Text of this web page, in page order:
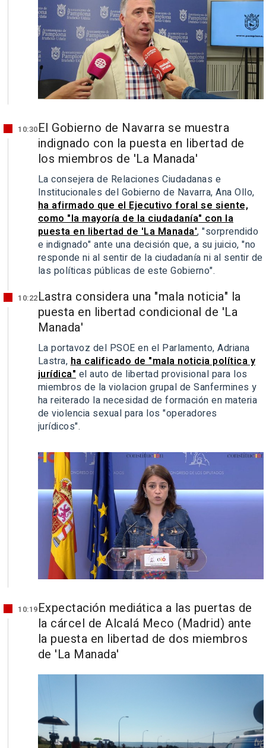
10:30El Gobierno de Navarra se muestra
indignado con la puesta en libertad de
los miembros de 'La Manada'
La consejera de Relaciones Ciudadanas e
Institucionales del Gobierno de Navarra, Ana Ollo,
ha afirmado que el Ejecutivo foral se siente,
como "la mayoría de la ciudadanía" con la
puesta en libertad de 'La Manada', "sorprendido
e indignado" ante una decisión que, a su juicio, "no
responde ni al sentir de la ciudadanía ni al sentir de
las políticas públicas de este Gobierno".
10:22Lastra considera una "mala noticia" la
puesta en libertad condicional de 'La
Manada'
La portavoz del PSOE en el Parlamento, Adriana
Lastra,ha calificado de "mala noticia política y
jurídica" el auto de libertad provisional para los
miembros de la violacion grupal de Sanfermines y
ha reiterado la necesidad de formación en materia
de violencia sexual para los "operadores
jurídicos".
10:19Expectación mediática a las puertas de
la cárcel de Alcalá Meco (Madrid) ante
la puesta en libertad de dos miembros
de 'La Manada'